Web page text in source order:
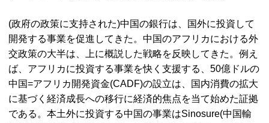
(政府の政策に支持された)中国の銀行は、国外に投資して
開発する事業を促進してきた。中国のアフリカにおける外
交政策の大半は、上に概説した戦略を反映してきた。例え
ば、アフリカに投資する事業を快く支援する、50億ドルの
中国=アフリカ開発資金(CADF)の設立は、国内消費の拡大
に基づく経済成長への移行に経済的焦点を当て始めた証拠
である。本土外に投資する中国の事業はSinosure(中国輸